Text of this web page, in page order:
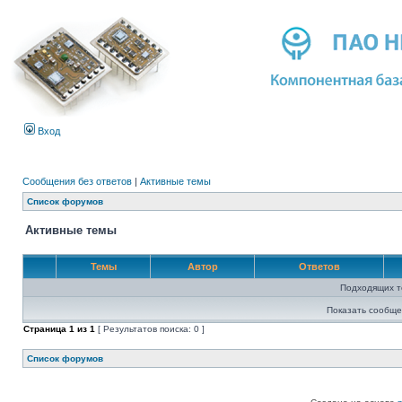
Вход
Сообщения без ответов | Активные темы
Список форумов
Активные темы
Темы Автор Ответов
Подходящих
Показать
Страница 1 из 1 [ Результатов поиска: 0 ]
Список форумов